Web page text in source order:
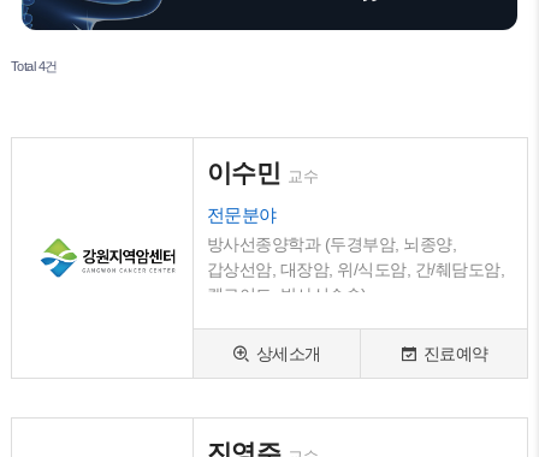
Total 4건
이수민 교수
전문분야
방사선종양학과 (두경부암, 뇌종양,
갑상선암, 대장암, 위/식도암, 간/췌담도암,
켈로이드, 방사선수술)
상세소개 진료예약